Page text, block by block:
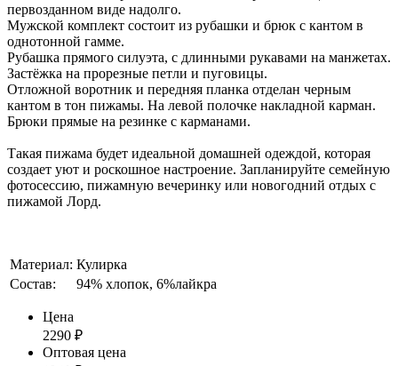
первозданном виде надолго.
Мужской комплект состоит из рубашки и брюк с кантом в
однотонной гамме.
Рубашка прямого силуэта, с длинными рукавами на манжетах.
Застёжка на прорезные петли и пуговицы.
Отложной воротник и передняя планка отделан черным
кантом в тон пижамы. На левой полочке накладной карман.
Брюки прямые на резинке с карманами.
Такая пижама будет идеальной домашней одеждой, которая
создает уют и роскошное настроение. Запланируйте семейную
фотосессию, пижамную вечеринку или новогодний отдых с
пижамой Лорд.
Материал: Кулирка
Состав:
94% хлопок, 6%лайкра
Цена
2290 ₽
Оптовая цена